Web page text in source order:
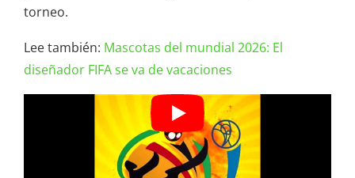
torneo.
Lee también: Mascotas del mundial 2026: El
diseñador FIFA se va de vacaciones